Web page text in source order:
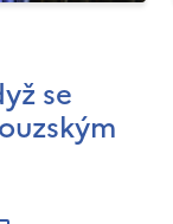
se